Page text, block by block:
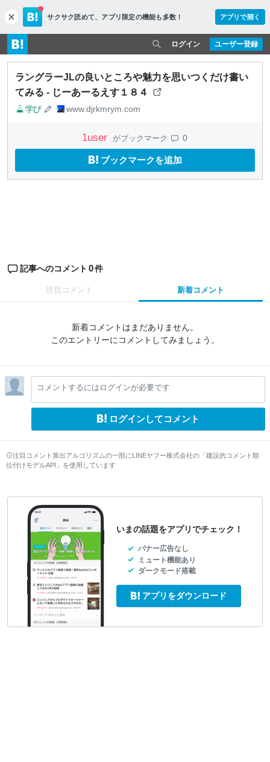
c
l
o
s
e
サクサク読めて、 アプリ限定の機能も多数！ アプリで開く
ユーザー登録
ログイン
ラングラーJLの良いところや魅力を思いつくだけ書い
てみる - じーあーるえす１８４
学び www.djrkmrym.com
1user がブックマーク 0
ブックマークを追加
記事へのコメント 0件
注目コメント 新着コメント
新着コメントはまだありません。
このエントリーにコメントしてみましょう。
コメントするにはログインが必要です
ログインしてコメント
注目コメント算出アルゴリズムの一部にLINEヤフー株式会社の「建設的コメント順
位付けモデルAPI」を使用しています
いまの話題をアプリでチェック！
バナー広告なし
ミュート機能あり
ダークモード搭載
アプリをダウンロード